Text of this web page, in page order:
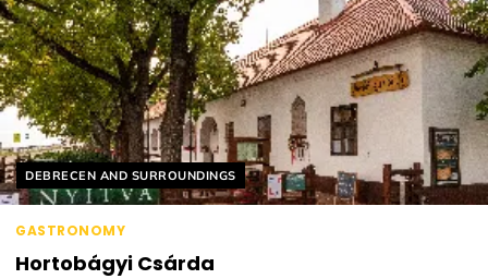
Helyszín címkék:
DEBRECEN AND SURROUNDINGS
GASTRONOMY
Hortobágyi Csárda